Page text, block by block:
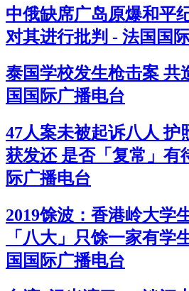
中俄缺席广岛原爆和平
对其进行批判 - 法国国
泰国学校发生枪击案 共
国国际广播电台
47人案未被起诉八人 护
获发还 是否「复常」有
际广播电台
2019馀波：香港岭大学
「八大」只馀一家有学
国国际广播电台